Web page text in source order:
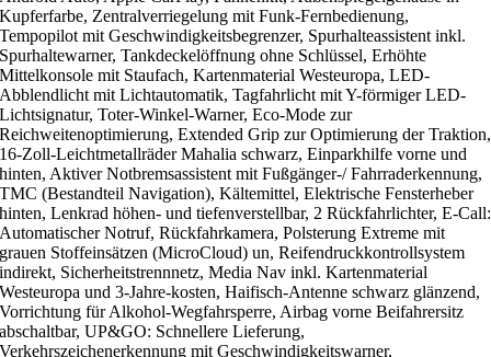
Kupferfarbe, Zentralverriegelung mit Funk-Fernbedienung,
Tempopilot mit Geschwindigkeitsbegrenzer, Spurhalteassistent inkl.
Spurhaltewarner, Tankdeckelöffnung ohne Schlüssel, Erhöhte
Mittelkonsole mit Staufach, Kartenmaterial Westeuropa, LED-
Abblendlicht mit Lichtautomatik, Tagfahrlicht mit Y-förmiger LED-
Lichtsignatur, Toter-Winkel-Warner, Eco-Mode zur
Reichweitenoptimierung, Extended Grip zur Optimierung der Traktion,
16-Zoll-Leichtmetallräder Mahalia schwarz, Einparkhilfe vorne und
hinten, Aktiver Notbremsassistent mit Fußgänger-/ Fahrraderkennung,
TMC (Bestandteil Navigation), Kältemittel, Elektrische Fensterheber
hinten, Lenkrad höhen- und tiefenverstellbar, 2 Rückfahrlichter, E-Call:
Automatischer Notruf, Rückfahrkamera, Polsterung Extreme mit
grauen Stoffeinsätzen (MicroCloud) un, Reifendruckkontrollsystem
indirekt, Sicherheitstrennnetz, Media Nav inkl. Kartenmaterial
Westeuropa und 3-Jahre-kosten, Haifisch-Antenne schwarz glänzend,
Vorrichtung für Alkohol-Wegfahrsperre, Airbag vorne Beifahrersitz
abschaltbar, UP&GO: Schnellere Lieferung,
Verkehrszeichenerkennung mit Geschwindigkeitswarner,